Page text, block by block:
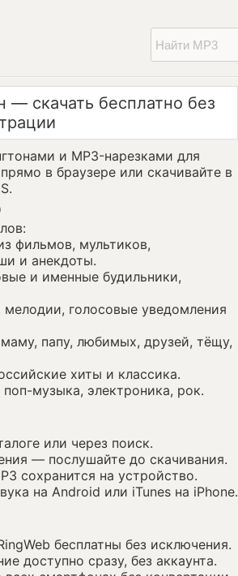
— скачать бесплатно без
и MP3-нарезками для
в браузере или скачивайте в
фильмов, мультиков,
и анекдоты.
и именные будильники,
голосовые уведомления
папу, любимых, друзей, тёщу,
хиты и классика.
музыка, электроника, рок.
или через поиск.
— послушайте до скачивания.
сохранится на устройство.
на Android или iTunes на iPhone.
бесплатны без исключения.
доступно сразу, без аккаунта.